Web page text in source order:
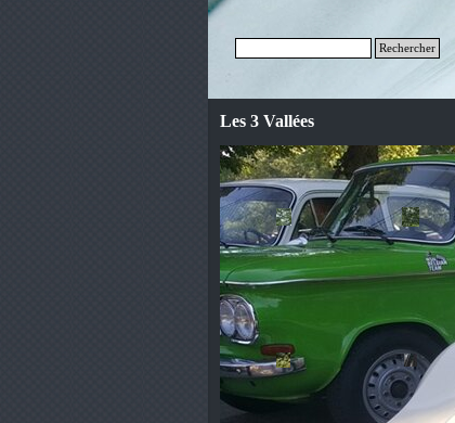
Rechercher
Les 3 Vallées